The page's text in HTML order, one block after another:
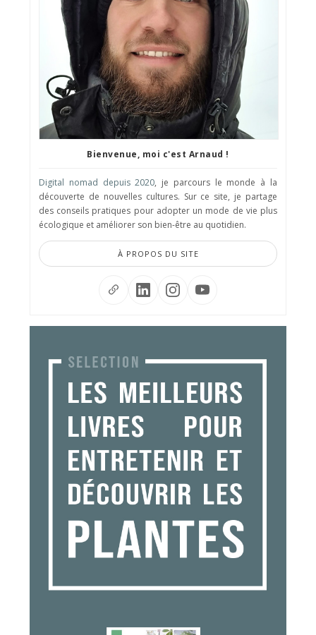
Bienvenue, moi c'est Arnaud !
Digital nomad depuis 2020, je parcours le monde à la
découverte de nouvelles cultures. Sur ce site, je partage
des conseils pratiques pour adopter un mode de vie plus
écologique et améliorer son bien-être au quotidien.
À PROPOS DU SITE